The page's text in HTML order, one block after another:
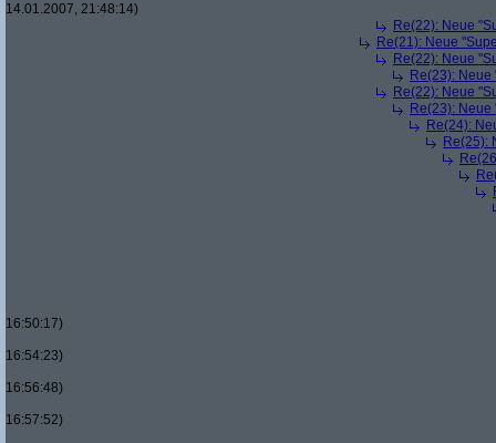
14.01.2007, 21:48:14)
Re(22): Neue
Re(21): Neue
Re(22): Neue
Re(23):
Re(22): Neue
Re(23):
Re(24):
Re(25):
16:50:17)
16:54:23)
16:56:48)
16:57:52)